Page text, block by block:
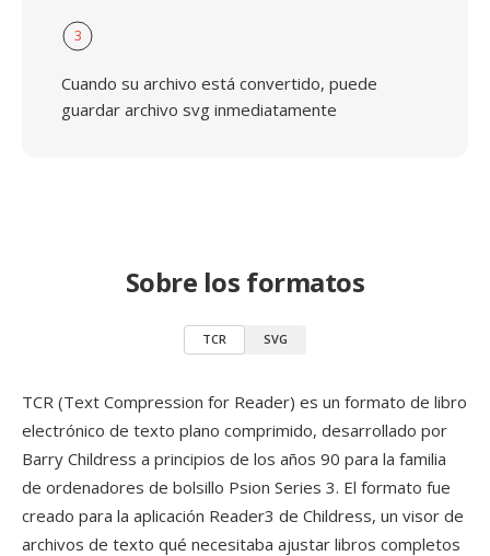
3
Cuando su archivo está convertido, puede
guardar archivo svg inmediatamente
Sobre los formatos
TCR SVG
TCR (Text Compression for Reader) es un formato de libro
electrónico de texto plano comprimido, desarrollado por
Barry Childress a principios de los años 90 para la familia
de ordenadores de bolsillo Psion Series 3. El formato fue
creado para la aplicación Reader3 de Childress, un visor de
archivos de texto qué necesitaba ajustar libros completos